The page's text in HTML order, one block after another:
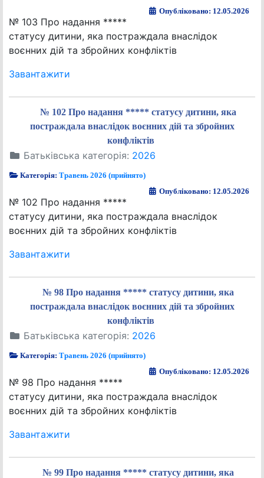
Опубліковано: 12.05.2026
№ 103 Про надання *****
статусу дитини, яка постраждала внаслідок
воєнних дій та збройних конфліктів
Завантажити
№ 102 Про надання ***** статусу дитини, яка
постраждала внаслідок воєнних дій та збройних
конфліктів
Батьківська категорія: 2026
Категорія:Травень 2026 (прийнято)
Опубліковано: 12.05.2026
№ 102 Про надання *****
статусу дитини, яка постраждала внаслідок
воєнних дій та збройних конфліктів
Завантажити
№ 98 Про надання ***** статусу дитини, яка
постраждала внаслідок воєнних дій та збройних
конфліктів
Батьківська категорія: 2026
Категорія:Травень 2026 (прийнято)
Опубліковано: 12.05.2026
№ 98 Про надання *****
статусу дитини, яка постраждала внаслідок
воєнних дій та збройних конфліктів
Завантажити
№ 99 Про надання ***** статусу дитини, яка